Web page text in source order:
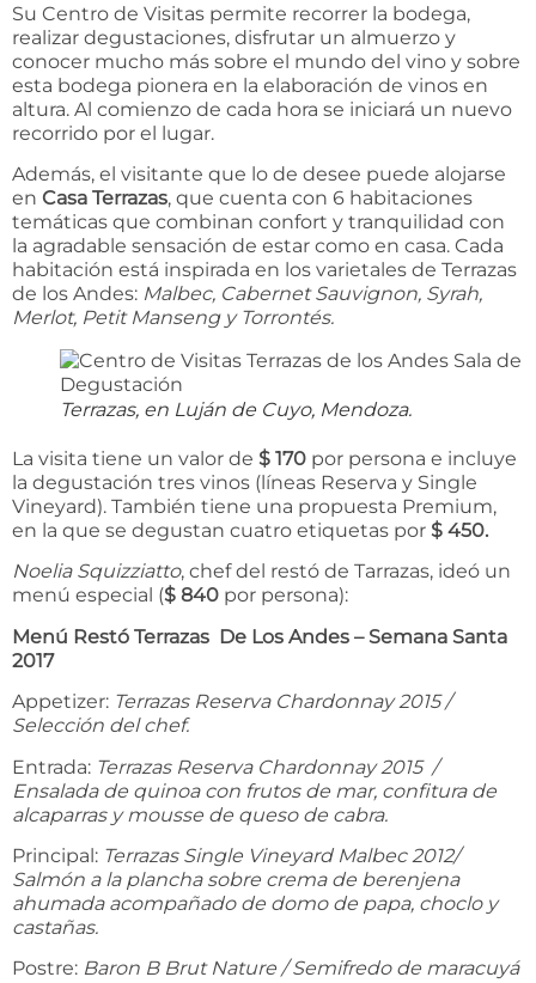
Su Centro de Visitas permite recorrer la bodega,
realizar degustaciones, disfrutar un almuerzo y
conocer mucho más sobre el mundo del vino y sobre
esta bodega pionera en la elaboración de vinos en
altura. Al comienzo de cada hora se iniciará un nuevo
recorrido por el lugar.
Además, el visitante que lo de desee puede alojarse
en Casa Terrazas, que cuenta con 6 habitaciones
temáticas que combinan confort y tranquilidad con
la agradable sensación de estar como en casa. Cada
habitación está inspirada en los varietales de Terrazas
de los Andes: Malbec, Cabernet Sauvignon, Syrah,
Merlot, Petit Manseng y Torrontés.
Terrazas, en Luján de Cuyo, Mendoza.
La visita tiene un valor de $ 170 por persona e incluye
la degustación tres vinos (líneas Reserva y Single
Vineyard). También tiene una propuesta Premium,
en la que se degustan cuatro etiquetas por $ 450.
Noelia Squizziatto, chef del restó de Tarrazas, ideó un
menú especial ($ 840 por persona):
Menú Restó Terrazas De Los Andes – Semana Santa
2017
Appetizer: Terrazas Reserva Chardonnay 2015 /
Selección del chef.
Entrada: Terrazas Reserva Chardonnay 2015 /
Ensalada de quinoa con frutos de mar, confitura de
alcaparras y mousse de queso de cabra.
Principal: Terrazas Single Vineyard Malbec 2012/
Salmón a la plancha sobre crema de berenjena
ahumada acompañado de domo de papa, choclo y
castañas.
Postre: Baron B Brut Nature / Semifredo de maracuyá